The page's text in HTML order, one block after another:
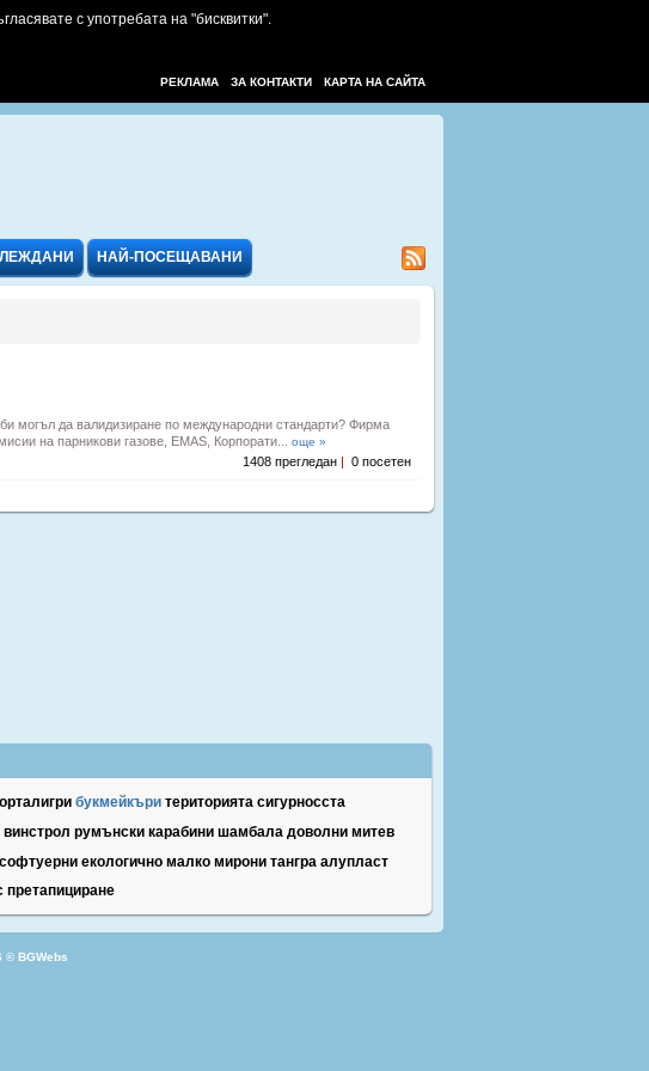
с употребата на "бисквитки".
КАРТА НА САЙТА
ЗА КОНТАКТИ
РЕКЛАМА
НАЙ-ПОСЕЩАВАНИ
могъл да валидизиране по международни стандарти? Фирма
на парникови газове, EMAS, Корпорати... още »
1408 прегледан | 0 посетен
букмейкъри територията сигурносста
винстрол румънски карабини шамбала доволни митев
софтуерни екологично малко мирони тангра алупласт
претапициране
© BGWebs